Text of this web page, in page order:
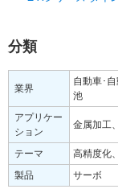
分類
業界
自動車･
池
アプリケー
ション
金属加工
テーマ
高精度化
製品
サーボ